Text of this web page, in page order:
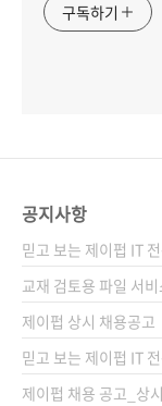
구독하기
공지사항
믿고 보는 제이펍 IT
교재 검토용 파일 서
제이펍 상시 채용공고
믿고 보는 제이펍 IT
제이펍 채용 공고_상